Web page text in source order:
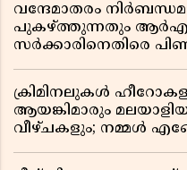
വന്ദേമാതരം
പുകഴ്ത്തുന്നതും
സർക്കാരിനെതിരെ
ക്രിമിനലുകൾ
ആയങ്കിമാരും
വീഴ്ചകളും; നമ്മൾ